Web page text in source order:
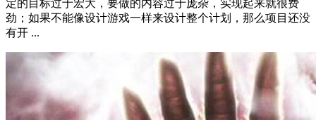
定的目标过于宏大，要做的内容过于庞杂，实现起来就很费
劲；如果不能像设计游戏一样来设计整个计划，那么项目还没
有开 ...